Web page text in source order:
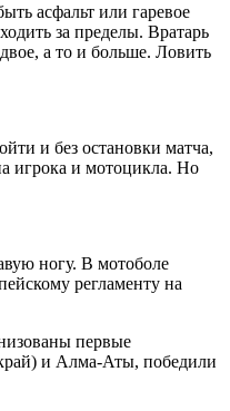
асфальт или гаревое
за пределы. Вратарь
а то и больше. Ловить
и без остановки матча,
игрока и мотоцикла. Но
ногу. В мотоболе
регламенту на
первые
и Алма-Аты, победили